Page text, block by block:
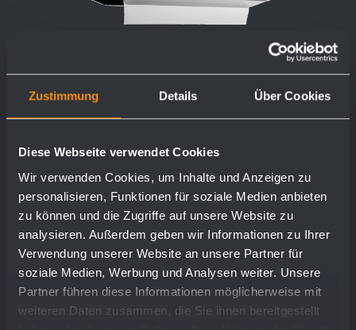
Zustimmung Details Über Cookies
Diese Webseite verwendet Cookies
Wir verwenden Cookies, um Inhalte und Anzeigen zu
personalisieren, Funktionen für soziale Medien anbieten
zu können und die Zugriffe auf unsere Website zu
analysieren. Außerdem geben wir Informationen zu Ihrer
Verwendung unserer Website an unsere Partner für
soziale Medien, Werbung und Analysen weiter. Unsere
Partner führen diese Informationen möglicherweise mit
weiteren Daten zusammen, die Sie ihnen bereitgestellt
Paper towel dispenser PP13
298 x 298 x 120 mm
ca. 500 paper towels
show more